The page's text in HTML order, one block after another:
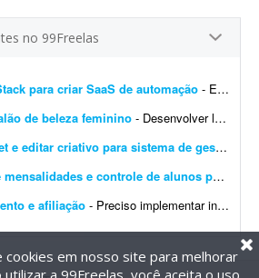
no 99Freelas
para criar SaaS de automação - Estou procurando um desenvolvedor Full Stack para desenvolver um projeto do zero. O objetivo é criar um SaaS completo de automação para redes sociais, iniciando com um MVP robu...
de beleza feminino - Desenvolver landing page para salão de beleza feminino, com foco em agendamentos via WhatsApp. Deve conter: - Serviços - Galeria - Depoimentos - Localização - Design re...
Criar página low ticket e editar criativo para sistema de gestão
Colocar programa de mensalidades e controle de alunos para rodar
e afiliação - Preciso implementar integração de pagamento no meu software e também um sistema de afiliação que pague comissões aos afiliados por meio dos links de afilia...
cookies em nosso site para melhorar
utilizar a 99Freelas, você aceita o uso